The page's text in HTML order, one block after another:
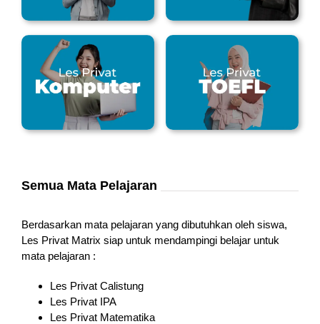
Semua Mata Pelajaran
Berdasarkan mata pelajaran yang dibutuhkan oleh siswa,
Les Privat Matrix siap untuk mendampingi belajar untuk
mata pelajaran :
Les Privat Calistung
Les Privat IPA
Les Privat Matematika